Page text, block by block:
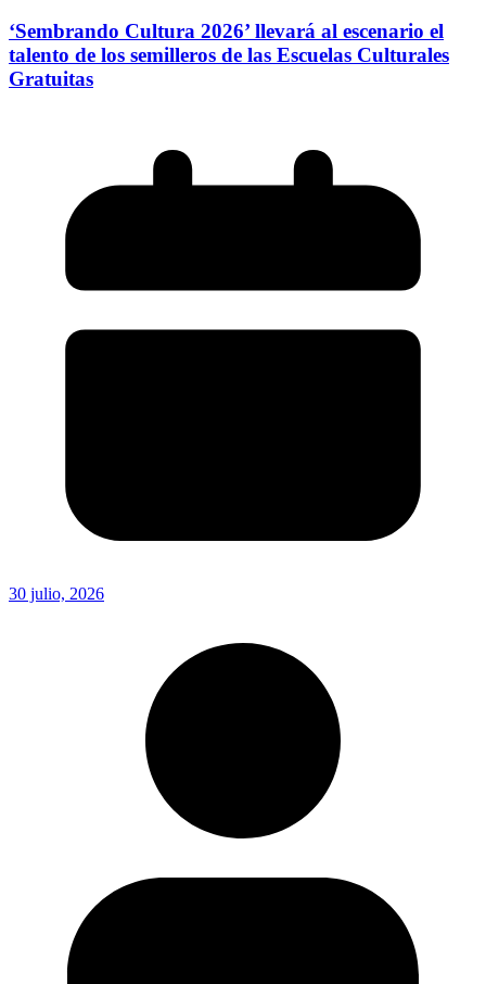
‘Sembrando Cultura 2026’ llevará al escenario el
talento de los semilleros de las Escuelas Culturales
Gratuitas
30 julio, 2026